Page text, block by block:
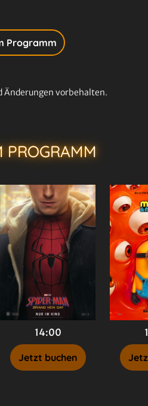
Programm
Änderungen vorbehalten.
PROGRAMM
14:00
Jetzt buchen